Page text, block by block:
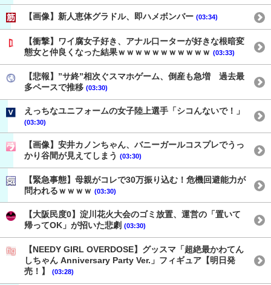
【画像】新人恵体グラドル、即ハメボンバー (03:34)
【衝撃】ワイ腐女子好き、アナル口ーターが好きな根暗変
態女と仲良くなった結果ｗｗｗｗｗｗｗｗｗｗｗ (03:33)
【悲報】”サ終”相次ぐスマホゲーム、倒産も急増 過去最
多ペースで推移 (03:30)
えっちなユニフォームの女子陸上選手「シコんないで！」
(03:30)
【画像】安井カノンちゃん、バニーガールコスプレでうっ
かり谷間が見えてしまう (03:30)
【緊急事態】母親がコレで30万振り込む！危機回避能力が
問われるｗｗｗｗ (03:30)
【大阪民度0】淀川花火大会のゴミ放置、運営の「置いて
帰ってOK」が招いた悲劇 (03:30)
【NEEDY GIRL OVERDOSE】グッスマ「超絶最かわてん
しちゃん Anniversary Party Ver.」フィギュア【明日発
売！】
(03:28)